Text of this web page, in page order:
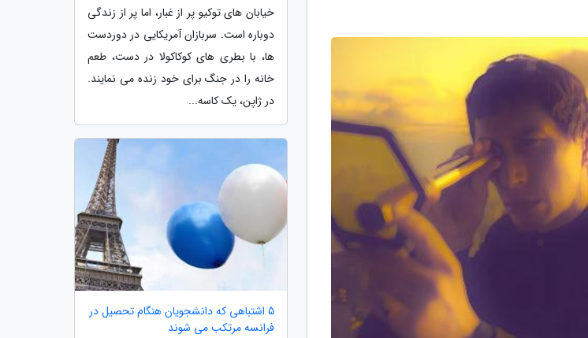
خیابان های توکیو پر از غبار، اما پر از زندگی
دوباره است. سربازان آمریکایی در دوردست
ها، با بطری های کوکاکولا در دست، طعم
خانه را در جنگ برای خود زنده می نمایند.
در ژاپن، یک کاسه...
5 اشتباهی که دانشجویان هنگام تحصیل در
فرانسه مرتکب می شوند